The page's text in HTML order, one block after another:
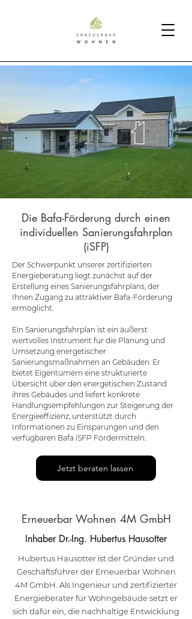
Die Bafa-Förderung durch einen
individuellen Sanierungsfahrplan
(iSFP)
Der Schwerpunkt unserer zertifizierten
Energieberatung liegt zunächst auf der
Erstellung eines Sanierungsfahrplans, der
Ihnen Zugang zu attraktiver Bafa-Förderung
ermöglicht.
Ein Sanierungsfahrplan ist ein äußerst
wertvolles Instrument für die Planung und
Umsetzung energetischer
Sanierungsmaßnahmen an Gebäuden. Er
bietet Eigentümern eine strukturierte
Übersicht über den energetischen Zustand
ihres Gebäudes und liefert konkrete
Handlungsempfehlungen zur Steigerung der
Energieeffizienz, unterstützt durch
Informationen zu Einsparungen und den
verfügbaren Bafa iSFP Fördermitteln.
Jetzt beraten lassen
Erneuerbar Wohnen 4M GmbH
Inhaber Dr.-Ing. Hubertus Hausotter
Hubertus Hausotter ist der Gründer und
Geschäftsführer der Erneuerbar Wohnen
4M GmbH. Als Ingenieur und zertifizierter
Energieberater für Wohngebäude setzt er
sich dafür ein, die nachhaltige Entwicklung